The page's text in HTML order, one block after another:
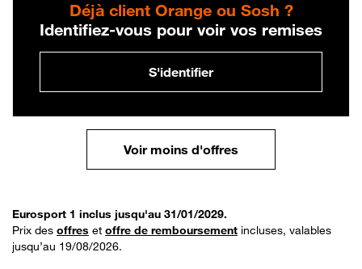
Déjà client Orange ou Sosh ?
Identifiez-vous pour voir vos remises
S'identifier
Voir moins d'offres
Eurosport 1 inclus jusqu'au 31/01/2029.
Prix des offres et offre de remboursement incluses, valables
jusqu’au 19/08/2026.